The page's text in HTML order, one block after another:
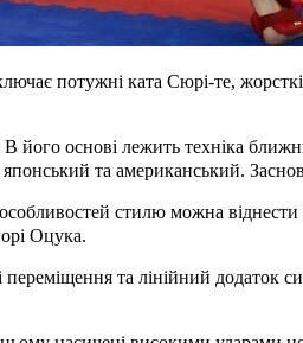
потужні ката Сюрі-те,
основі лежить техніка
та американський.
стилю можна
Оцука.
та лінійний додаток